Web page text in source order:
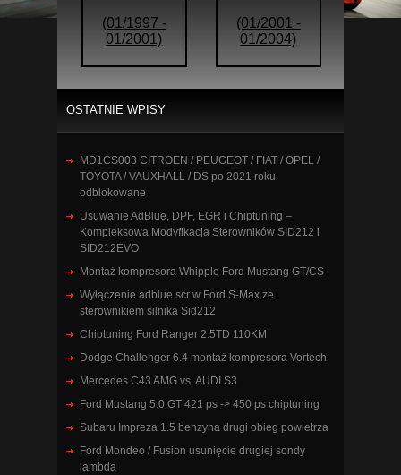
(01/1997 -
01/2001)
(01/2001 -
01/2004)
OSTATNIE WPISY
MD1CS003 CITROEN / PEUGEOT / FIAT / OPEL /
TOYOTA / VAUXHALL / DS po 2021 roku
odblokowane
Usuwanie AdBlue, DPF, EGR i Chiptuning –
Kompleksowa Modyfikacja Sterowników SID212 i
SID212EVO
Montaż kompresora Whipple Ford Mustang GT/CS
Wyłączenie adblue scr w Ford S-Max ze
sterownikiem silnika Sid212
Chiptuning Ford Ranger 2.5TD 110KM
Dodge Challenger 6.4 montaż kompresora Vortech
Mercedes C43 AMG vs. AUDI S3
Ford Mustang 5.0 GT 421 ps -> 450 ps chiptuning
Subaru Impreza 1.5 benzyna drugi obieg powietrza
Ford Mondeo / Fusion usunięcie drugiej sondy
lambda